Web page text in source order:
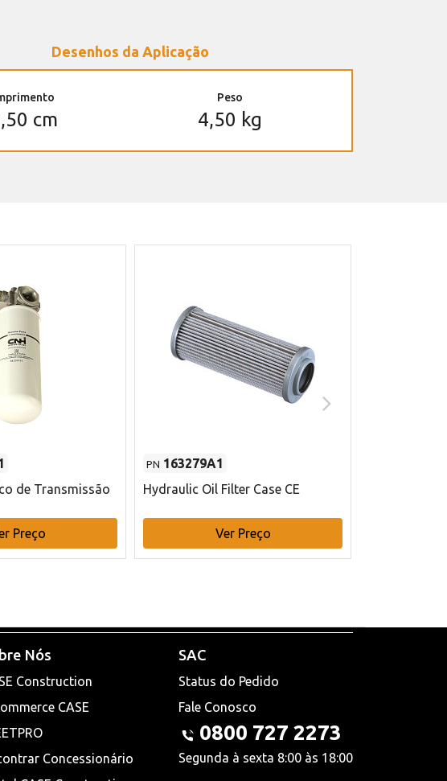
Desenhos da Aplicação
cm
Peso
4,50 kg
de Transmissão
Preço
PN 163279A1
Hydraulic Oil Filter Case CE
Ver Preço
Nós
Construction
CASE
Concessionário
SAC
Status do Pedido
Fale Conosco
0800 727 2273
Segunda à sexta 8:00 às 18:00